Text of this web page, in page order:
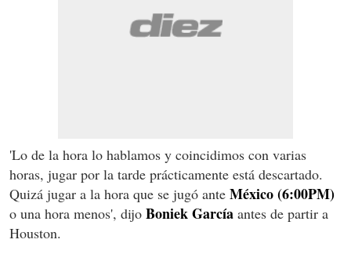
'Lo de la hora lo hablamos y coincidimos con varias
horas, jugar por la tarde prácticamente está descartado.
Quizá jugar a la hora que se jugó ante México (6:00PM)
o una hora menos', dijo Boniek García antes de partir a
Houston.